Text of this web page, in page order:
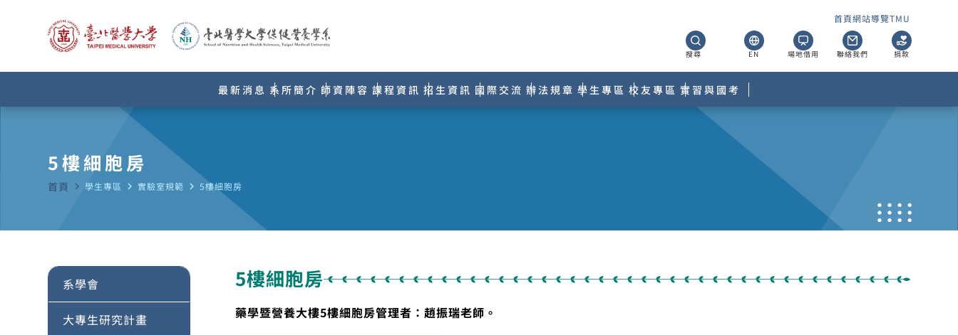
首頁網站導覽TMU
搜尋 EN 場地借用 聯絡我們 捐款
最新消息 系所簡介 師資陣容 課程資訊 招生資訊 國際交流 辦法規章 學生專區 校友專區 實習與國考
5樓細胞房
首頁 navigate_next 學生專區 navigate_next 實驗室規範 navigate_next 5樓細胞房
系學會
大專生研究計畫
5樓細胞房
藥學暨營養大樓5樓細胞房管理者：趙振瑞老師。